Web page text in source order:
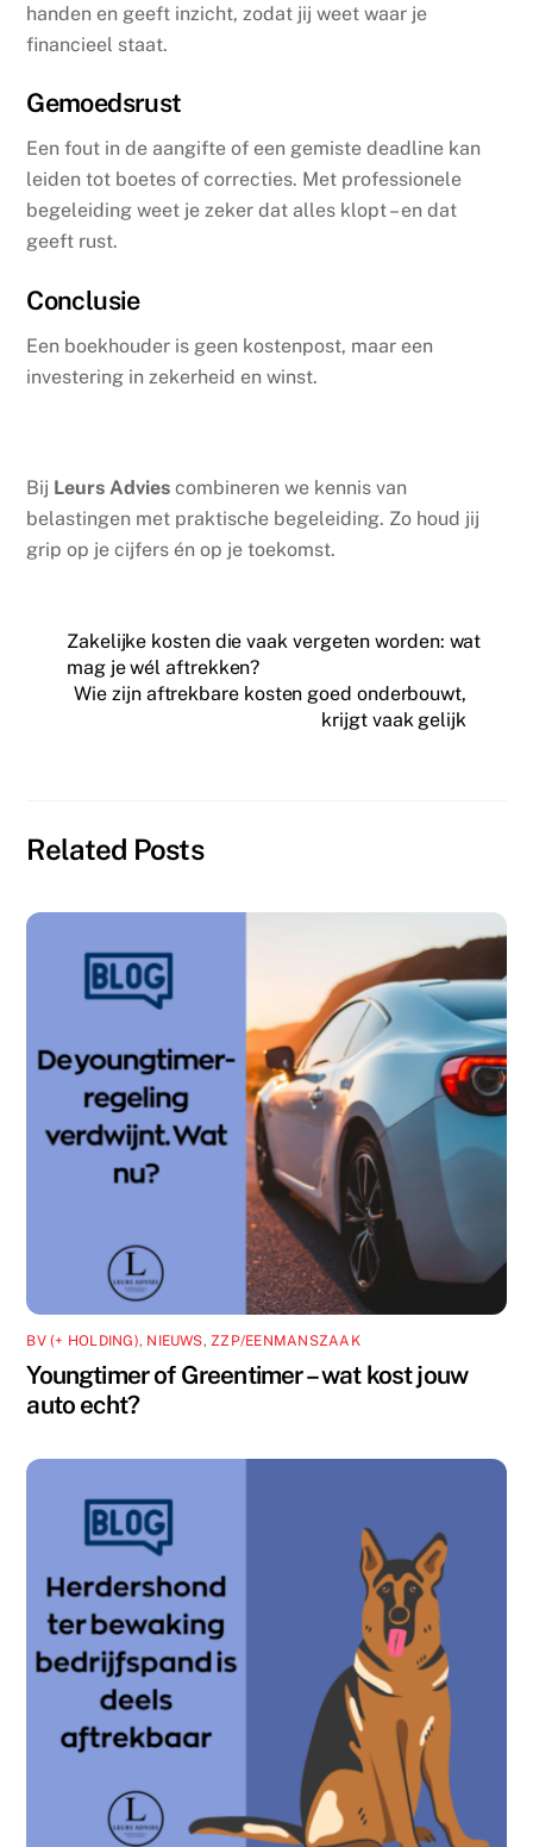
handen en geeft inzicht, zodat jij weet waar je
financieel staat.
Gemoedsrust
Een fout in de aangifte of een gemiste deadline kan
leiden tot boetes of correcties. Met professionele
begeleiding weet je zeker dat alles klopt – en dat
geeft rust.
Conclusie
Een boekhouder is geen kostenpost, maar een
investering in zekerheid en winst.
Bij Leurs Advies combineren we kennis van
belastingen met praktische begeleiding. Zo houd jij
grip op je cijfers én op je toekomst.
Zakelijke kosten die vaak vergeten worden: wat
mag je wél aftrekken?
Wie zijn aftrekbare kosten goed onderbouwt,
krijgt vaak gelijk
Related Posts
BV (+ HOLDING), NIEUWS, ZZP/EENMANSZAAK
Youngtimer of Greentimer – wat kost jouw
auto echt?